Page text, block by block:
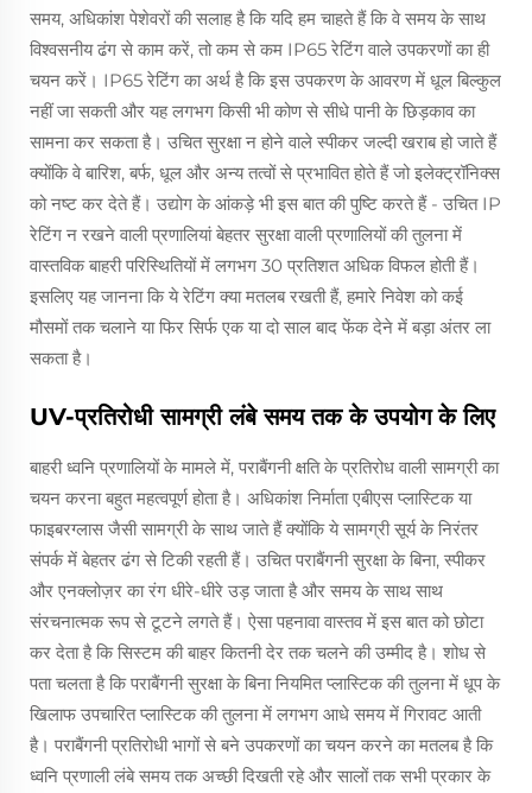
समय, अधिकांश पेशेवरों की सलाह है कि यदि हम चाहते हैं कि वे समय के साथ
विश्वसनीय ढंग से काम करें, तो कम से कम IP65 रेटिंग वाले उपकरणों का ही
चयन करें। IP65 रेटिंग का अर्थ है कि इस उपकरण के आवरण में धूल बिल्कुल
नहीं जा सकती और यह लगभग किसी भी कोण से सीधे पानी के छिड़काव का
सामना कर सकता है। उचित सुरक्षा न होने वाले स्पीकर जल्दी खराब हो जाते हैं
क्योंकि वे बारिश, बर्फ, धूल और अन्य तत्वों से प्रभावित होते हैं जो इलेक्ट्रॉनिक्स
को नष्ट कर देते हैं। उद्योग के आंकड़े भी इस बात की पुष्टि करते हैं - उचित IP
रेटिंग न रखने वाली प्रणालियां बेहतर सुरक्षा वाली प्रणालियों की तुलना में
वास्तविक बाहरी परिस्थितियों में लगभग 30 प्रतिशत अधिक विफल होती हैं।
इसलिए यह जानना कि ये रेटिंग क्या मतलब रखती हैं, हमारे निवेश को कई
मौसमों तक चलाने या फिर सिर्फ एक या दो साल बाद फेंक देने में बड़ा अंतर ला
सकता है।
UV-प्रतिरोधी सामग्री लंबे समय तक के उपयोग के लिए
बाहरी ध्वनि प्रणालियों के मामले में, पराबैंगनी क्षति के प्रतिरोध वाली सामग्री का
चयन करना बहुत महत्वपूर्ण होता है। अधिकांश निर्माता एबीएस प्लास्टिक या
फाइबरग्लास जैसी सामग्री के साथ जाते हैं क्योंकि ये सामग्री सूर्य के निरंतर
संपर्क में बेहतर ढंग से टिकी रहती हैं। उचित पराबैंगनी सुरक्षा के बिना, स्पीकर
और एनक्लोज़र का रंग धीरे-धीरे उड़ जाता है और समय के साथ साथ
संरचनात्मक रूप से टूटने लगते हैं। ऐसा पहनावा वास्तव में इस बात को छोटा
कर देता है कि सिस्टम की बाहर कितनी देर तक चलने की उम्मीद है। शोध से
पता चलता है कि पराबैंगनी सुरक्षा के बिना नियमित प्लास्टिक की तुलना में धूप के
खिलाफ उपचारित प्लास्टिक की तुलना में लगभग आधे समय में गिरावट आती
है। पराबैंगनी प्रतिरोधी भागों से बने उपकरणों का चयन करने का मतलब है कि
ध्वनि प्रणाली लंबे समय तक अच्छी दिखती रहे और सालों तक सभी प्रकार के